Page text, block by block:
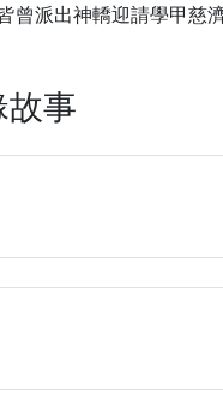
派出神轎迎請學甲慈
事